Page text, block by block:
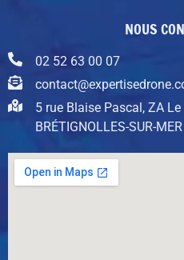
NOUS
02 52 63 00 07
5 rue Blaise Pascal, ZA
BRÉTIGNOLLES-SUR-MER